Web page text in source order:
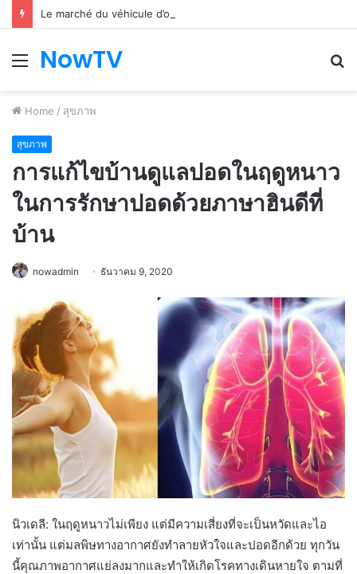
Le marché du véhicule d’occasion en plein essor
Menu
NowTV
Home / สุขภาพ
สุขภาพ
การแก้ไขบ้านดูแลปอดในฤดูหนาว
ในการรักษาปอดด้วยภาษาฮินดีที่
บ้าน
nowadmin ธันวาคม 9, 2020
นิวเดลี: ในฤดูหนาวไม่เพียง แต่มีความเสี่ยงที่จะเป็นหวัดและไอ
เท่านั้น แต่มลพิษทางอากาศยังทำลายหัวใจและปอดอีกด้วย ทุกวัน
นี้คุณภาพอากาศแย่ลงมากและทำให้เกิดโรคทางเดินหายใจ ตามที่